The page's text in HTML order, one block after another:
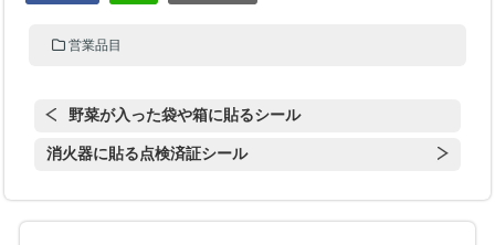
営業品目
野菜が入った袋や箱に貼るシール
消火器に貼る点検済証シール